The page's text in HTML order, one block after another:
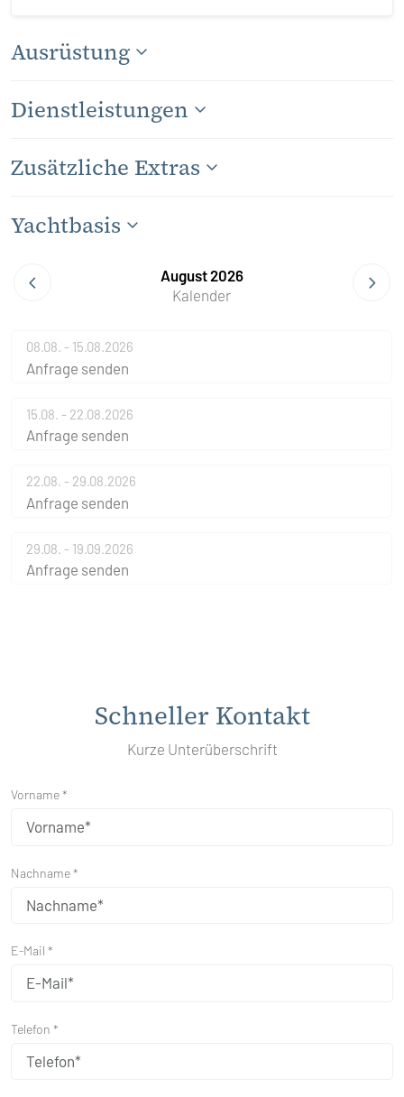
Ausrüstung
Dienstleistungen
Zusätzliche Extras
Yachtbasis
August 2026
Kalender
08.08. - 15.08.2026
Anfrage senden
15.08. - 22.08.2026
Anfrage senden
22.08. - 29.08.2026
Anfrage senden
29.08. - 19.09.2026
Anfrage senden
Schneller Kontakt
Kurze Unterüberschrift
Vorname *
Nachname *
E-Mail *
Telefon *